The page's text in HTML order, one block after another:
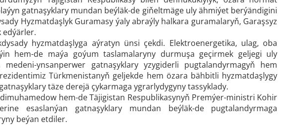
gatnaşyklary mundan beýläk-de giňeltmäge uly ähmiýet berýändigini
Hyzmatdaşlyk Guramasy ýaly abraýly halkara guramalaryň, Garaşsyz
edýärler.
hyzmatdaşlyga aýratyn ünsi çekdi. Elektroenergetika, ulag, oba
hem-de maýa goýum taslamalaryny durmuşa geçirmek geljegi uly
ynsanperwer gatnaşyklary yzygiderli pugtalandyrmagyň hem
Türkmenistanyň geljekde hem özara bähbitli hyzmatdaşlygy
täze derejä çykarmaga ygrarlydygyny tassyklady.
hem-de Täjigistan Respublikasynyň Premýer-ministri Kohir
esaslanýan gatnaşyklary mundan beýläk-de pugtalandyrmaga
beýan etdiler.